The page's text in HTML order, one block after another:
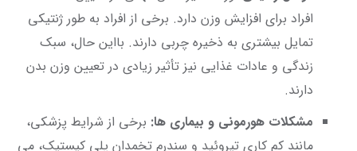
افراد برای افزایش وزن دارد. برخی از افراد به طور ژنتیکی
تمایل بیشتری به ذخیره چربی دارند. بااین حال، سبک
زندگی و عادات غذایی نیز تأثیر زیادی در تعیین وزن بدن
دارند.
مشکلات هورمونی و بیماری ها: برخی از شرایط پزشکی،
مانند کم کاری تیروئید و سندرم تخمدان پلی کیستیک، می